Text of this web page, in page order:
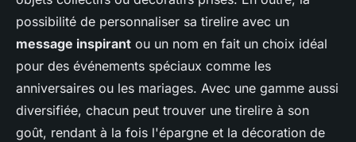
possibilité de personnaliser sa tirelire avec un
message inspirant ou un nom en fait un choix idéal
pour des événements spéciaux comme les
anniversaires ou les mariages. Avec une gamme aussi
diversifiée, chacun peut trouver une tirelire à son
goût, rendant à la fois l'épargne et la décoration de